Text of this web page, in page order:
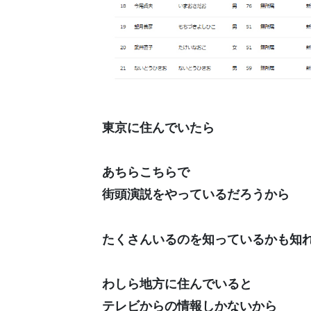
東京に住んでいたら
あちらこちらで
街頭演説をやっているだろうから
たくさんいるのを知っているかも知
わしら地方に住んでいると
テレビからの情報しかないから